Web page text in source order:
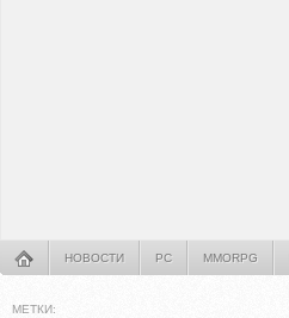
НОВОСТИ PC MMORPG
МЕТКИ: